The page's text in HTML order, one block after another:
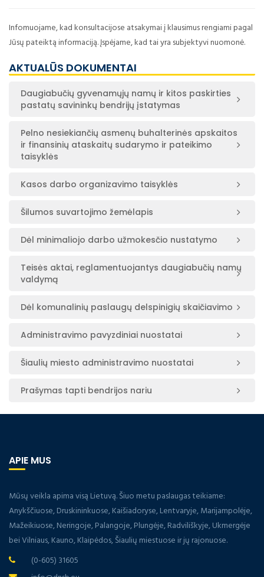
Infomuojame, kad konsultacijose atsakymai į klausimus rengiami pagal
Jūsų pateiktą informaciją. Įspėjame, kad tai yra subjektyvi nuomonė.
AKTUALŪS DOKUMENTAI
Daugiabučių gyvenamųjų namų ir kitos paskirties
pastatų savininkų bendrijų įstatymas
Pelno nesiekiančių asmenų buhalterinės apskaitos
ir finansinių ataskaitų sudarymo ir pateikimo
taisyklės
Kasos darbo organizavimo taisyklės
Šilumos suvartojimo žemėlapis
Dėl minimaliojo darbo užmokesčio nustatymo
Teisės aktai, reglamentuojantys daugiabučių namų
valdymą
Dėl komunalinių paslaugų delspinigių skaičiavimo
Administravimo pavyzdiniai nuostatai
Šiaulių miesto administravimo nuostatai
Prašymas tapti bendrijos nariu
APIE MUS
Mūsų veikla apima visą Lietuvą. Šiuo metu paslaugas teikiame:
Anykščiuose, Druskininkuose, Kaišiadoryse, Lentvaryje, Marijampolėje,
Mažeikiuose, Neringoje, Palangoje, Plungėje, Radviliškyje, Ukmergėje
bei Vilniaus, Kauno, Klaipėdos, Šiaulių miestuose ir jų rajonuose.
(0-605) 31605